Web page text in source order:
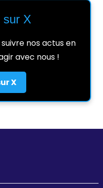
sur X
nos actus en
avec nous !
X